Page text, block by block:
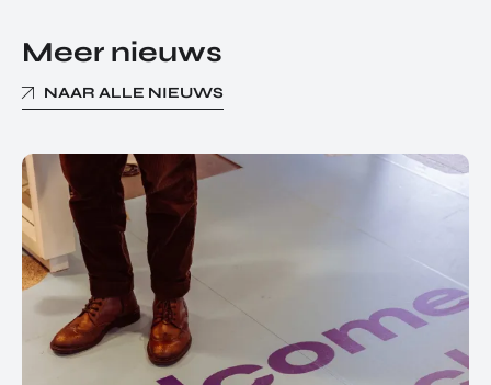
Meer nieuws
NAAR ALLE NIEUWS